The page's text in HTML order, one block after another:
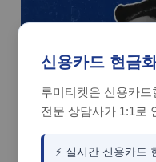
신용카드 현금
루미티켓은 신용카
전문 상담사가 1:1로
⚡ 실시간 신용카드